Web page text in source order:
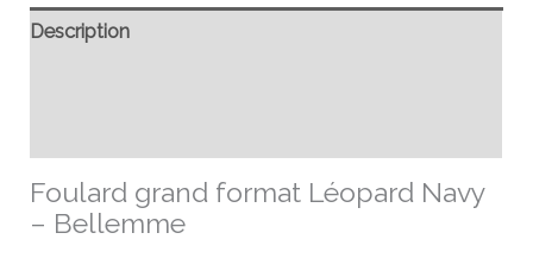
Description
Foulard grand format Léopard Navy
– Bellemme